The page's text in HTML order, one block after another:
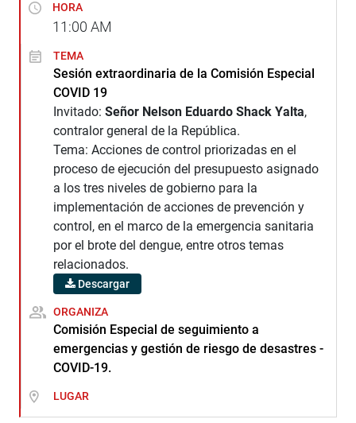
HORA
11:00 AM
TEMA
Sesión extraordinaria de la Comisión Especial
COVID 19
Invitado: Señor Nelson Eduardo Shack Yalta,
contralor general de la República.
Tema: Acciones de control priorizadas en el
proceso de ejecución del presupuesto asignado
a los tres niveles de gobierno para la
implementación de acciones de prevención y
control, en el marco de la emergencia sanitaria
por el brote del dengue, entre otros temas
relacionados.
Descargar
ORGANIZA
Comisión Especial de seguimiento a
emergencias y gestión de riesgo de desastres -
COVID-19.
LUGAR